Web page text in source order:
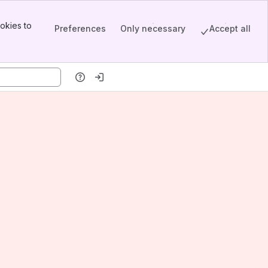
to
Preferences Only necessary Accept all